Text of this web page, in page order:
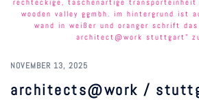
NOVEMBER 13, 2025
architects@work /